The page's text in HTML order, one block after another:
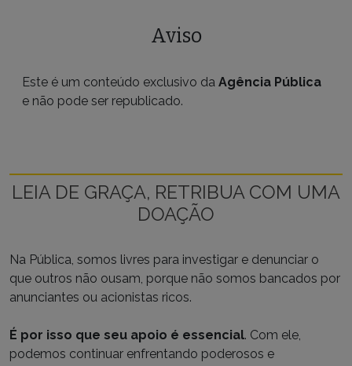
Aviso
Este é um conteúdo exclusivo da Agência Pública
e não pode ser republicado.
LEIA DE GRAÇA, RETRIBUA COM UMA
DOAÇÃO
Na Pública, somos livres para investigar e denunciar o
que outros não ousam, porque não somos bancados por
anunciantes ou acionistas ricos.
É por isso que seu apoio é essencial. Com ele,
podemos continuar enfrentando poderosos e